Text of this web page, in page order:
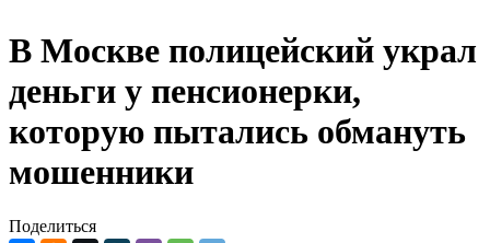
В Москве полицейский украл
деньги у пенсионерки,
которую пытались обмануть
мошенники
Поделиться